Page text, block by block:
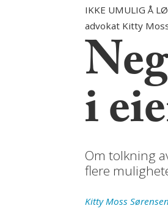
IKKE UMULIG Å
advokat Kitty
i
Om tolkning
flere
Kitty Moss Sørensen